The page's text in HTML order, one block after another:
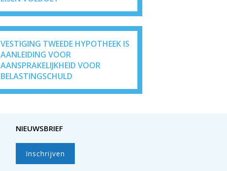
VESTIGING TWEEDE HYPOTHEEK IS
AANLEIDING VOOR
AANSPRAKELIJKHEID VOOR
BELASTINGSCHULD
NIEUWSBRIEF
Inschrijven